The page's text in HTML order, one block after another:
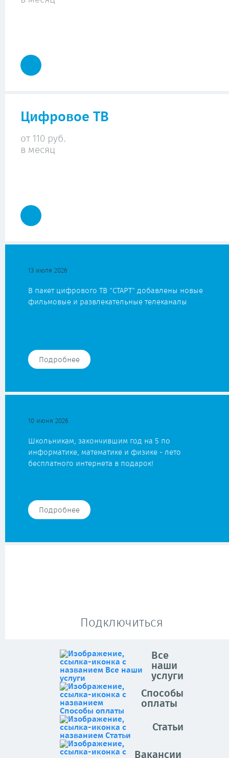
13 июля 2026
В пакет цифрового ТВ "СТАРТ" добавлены новые
фильмовые и развлекательные телеканалы
Подробнее
10 июня 2026
Школьникам, закончившим год на 5 по
информатике, математике и физике - лето
бесплатного интернета в подарок!
Подробнее
Подключиться
Цифровое ТВ
от 110 руб.
в месяц
Все
наши
услуги
Способы
оплаты
Статьи
Вакансии